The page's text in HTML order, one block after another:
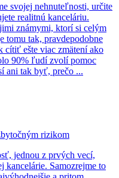
svojej nehnuteľnosti, určite
realitnú kanceláriu.
známymi, ktorí si celým
tomu tak, pravdepodobne
cítiť ešte viac zmätení ako
90% ľudí zvolí pomoc
ani tak byť, prečo ...
rizikom
jednou z prvých vecí,
kancelárie. Samozrejme to